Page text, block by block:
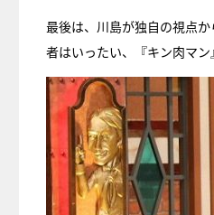
最後は、川島が独自の視点
者はいったい、『キン肉マ